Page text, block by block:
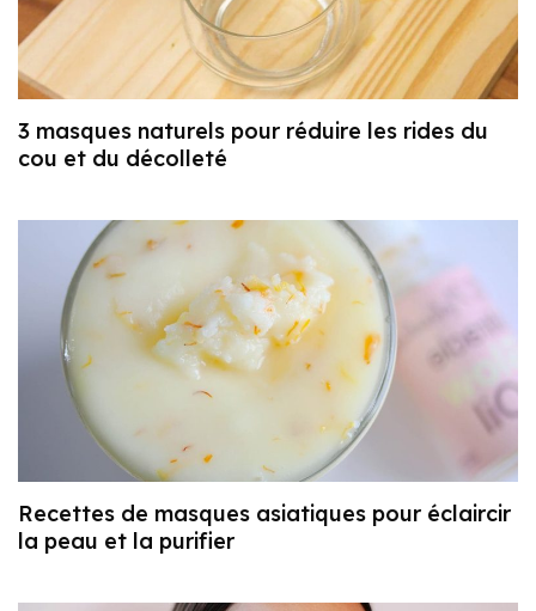
3 masques naturels pour réduire les rides du
cou et du décolleté
Recettes de masques asiatiques pour éclaircir
la peau et la purifier